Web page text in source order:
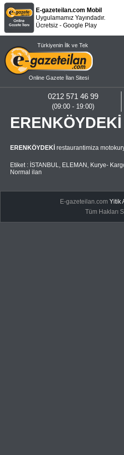
E-gazeteilan.com Mobil
Uygulamamız Yayındadır.
Ücretsiz - Google Play
Türkiyenin İlk ve Tek
Online Gazete İlan Sitesi
0212 571 46 99
(09:00 - 19:00)
ERENKÖYDEKİ
ERENKÖYDEKİ restaurantimiza
Etiket : İSTANBUL, ELEMAN , Kurye-
Normal ilan
E-gazeteilan.comYitik
Tüm Hakları